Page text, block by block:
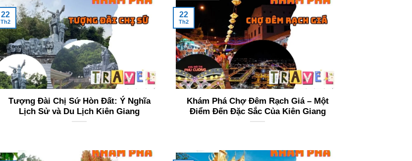
Tượng Đài Chị Sứ Hòn Đất: Ý Nghĩa
Lịch Sử và Du Lịch Kiên Giang
22
Th2
Khám Phá Chợ Đêm Rạch Giá – Một
Điểm Đến Đặc Sắc Của Kiên Giang
22
Th2